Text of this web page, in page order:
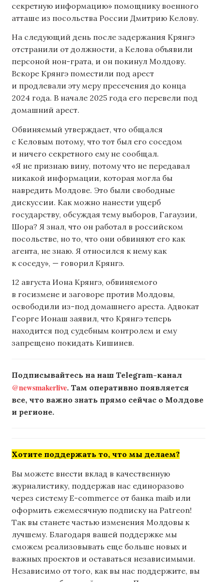
секретную информацию» помощнику военного
атташе из посольства России Дмитрию Келову.
На следующий день после задержания Крянгэ
отстранили от должности, а Келова объявили
персоной нон-грата, и он покинул Молдову.
Вскоре Крянгэ поместили под арест
и продлевали эту меру пресечения до конца
2024 года. В начале 2025 года его перевели под
домашний арест.
Обвиняемый утверждает, что общался
с Келовым потому, что тот был его соседом
и ничего секретного ему не сообщал.
«Я не признаю вину, потому что не передавал
никакой информации, которая могла бы
навредить Молдове. Это были свободные
дискуссии. Как можно нанести ущерб
государству, обсуждая тему выборов, Гагаузии,
Шора? Я знал, что он работал в российском
посольстве, но то, что они обвиняют его как
агента, не знаю. Я относился к нему как
к соседу», — говорил Крянгэ.
12 августа Иона Крянгэ, обвиняемого
в госизмене и заговоре против Молдовы,
освободили из-под домашнего ареста. Адвокат
Георге Ионаш заявил, что Крянгэ теперь
находится под судебным контролем и ему
запрещено покидать Кишинев.
Подписывайтесь на наш Telegram-канал
@newsmakerlive. Там оперативно появляется
все, что важно знать прямо сейчас о Молдове
и регионе.
Хотите поддержать то, что мы делаем?
Вы можете внести вклад в качественную
журналистику, поддержав нас единоразово
через систему E-commerce от банка maib или
оформить ежемесячную подписку на Patreon!
Так вы станете частью изменения Молдовы к
лучшему. Благодаря вашей поддержке мы
сможем реализовывать еще больше новых и
важных проектов и оставаться независимыми.
Независимо от того, как вы нас поддержите, вы